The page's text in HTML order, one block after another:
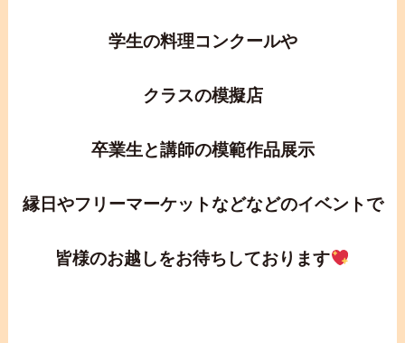
学生の料理コンクールや
クラスの模擬店
卒業生と講師の模範作品展示
縁日やフリーマーケットなどなどのイベントで
皆様のお越しをお待ちしております